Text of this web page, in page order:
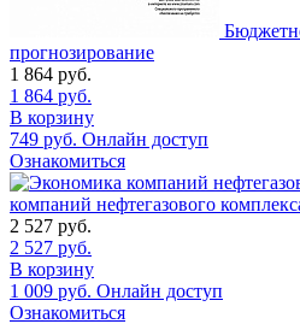
прогнозирование
1 864 руб.
1 864 руб.
В корзину
749 руб. Онлайн доступ
Ознакомиться
компаний нефтегазового
2 527 руб.
2 527 руб.
В корзину
1 009 руб. Онлайн доступ
Ознакомиться